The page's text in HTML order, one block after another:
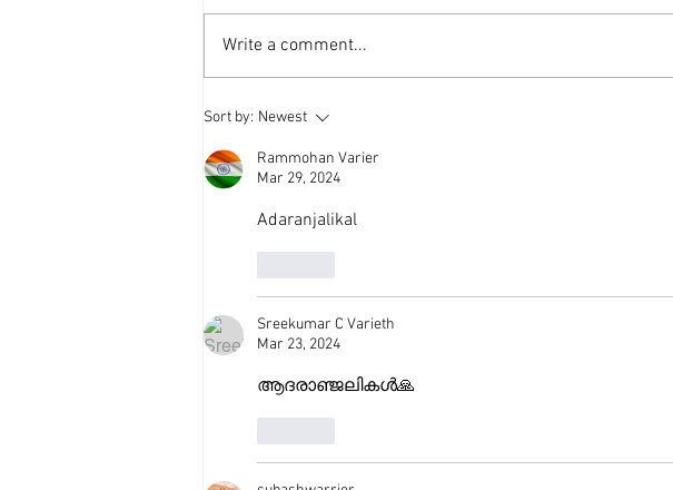
Write a comment...
Sort by: Newest
Rammohan Varier
Mar 29, 2024
Adaranjalikal
Sreekumar C Varieth
Mar 23, 2024
ആദരാഞ്ജലികൾ🙏